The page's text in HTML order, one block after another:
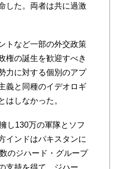
した。両者は共に過激
トなど一部の外交政策
権の誕生を歓迎すべき
力に対する個別のアプ
義と同種のイデオロギ
はしなかった。
し130万の軍隊とソフ
インドはパキスタンに
のジハード・グループ